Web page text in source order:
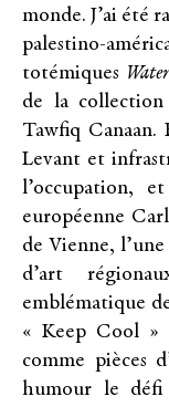
monde. J’ai été
palestino-
totémiques
de la collection
Tawfiq Canaan.
Levant et
l’occupation,
européenne
de Vienne,
d’art
emblématique
« Keep Cool »
comme pièces
humour le défi